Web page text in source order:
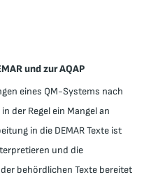
und zur AQAP
eines QM-Systems nach
der Regel ein Mangel an
in die DEMAR Texte ist
und die
behördlichen Texte bereitet